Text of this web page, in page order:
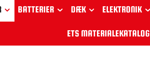
BATTERIER DÆK ELEKTRONIK
ETS MATERIALEKATALOG